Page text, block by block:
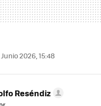
2026, 15:48
Reséndiz